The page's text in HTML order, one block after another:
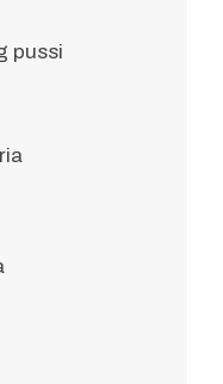
pussi